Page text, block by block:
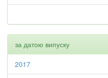
за датою випуску
2017